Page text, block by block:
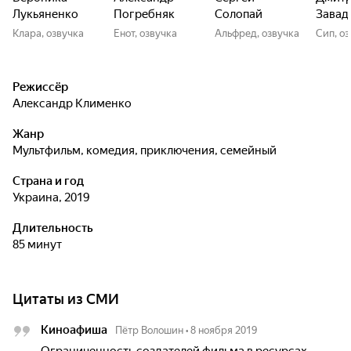
Лукьяненко
Клара, озвучка
Погребняк
Енот, озвучка
Солопай
Альфред, озвучка Сип,
Режиссёр
Александр Клименко
Жанр
мультфильм, комедия, приключения, семейный
Страна и год
Украина, 2019
Длительность
85 минут
Цитаты из СМИ
Киноафиша Пётр Волошин • 8 ноября 2019